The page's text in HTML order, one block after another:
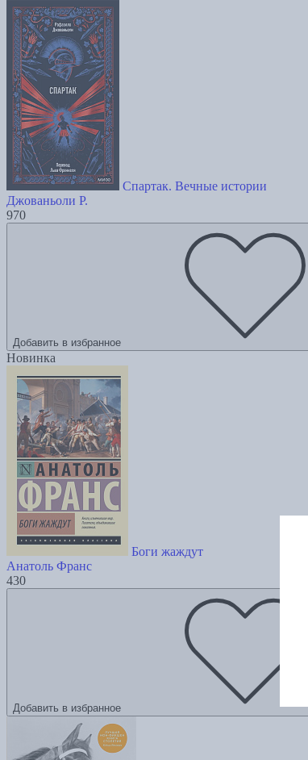
Спартак. Вечные истории
Джованьоли Р.
970
Добавить в избранное
Новинка
Боги жаждут
Анатоль Франс
430
Добавить в избранное